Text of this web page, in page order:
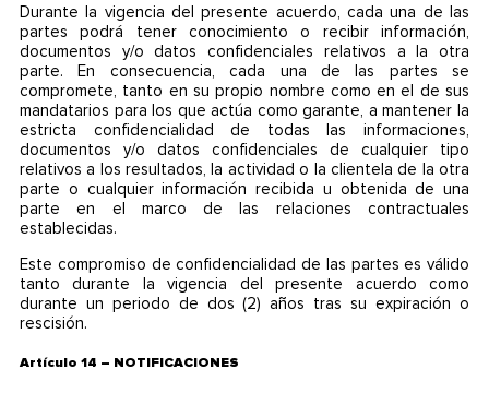
Durante la vigencia del presente acuerdo, cada una de las
partes podrá tener conocimiento o recibir información,
documentos y/o datos confidenciales relativos a la otra
parte. En consecuencia, cada una de las partes se
compromete, tanto en su propio nombre como en el de sus
mandatarios para los que actúa como garante, a mantener la
estricta confidencialidad de todas las informaciones,
documentos y/o datos confidenciales de cualquier tipo
relativos a los resultados, la actividad o la clientela de la otra
parte o cualquier información recibida u obtenida de una
parte en el marco de las relaciones contractuales
establecidas.
Este compromiso de confidencialidad de las partes es válido
tanto durante la vigencia del presente acuerdo como
durante un periodo de dos (2) años tras su expiración o
rescisión.
Artículo 14 – NOTIFICACIONES